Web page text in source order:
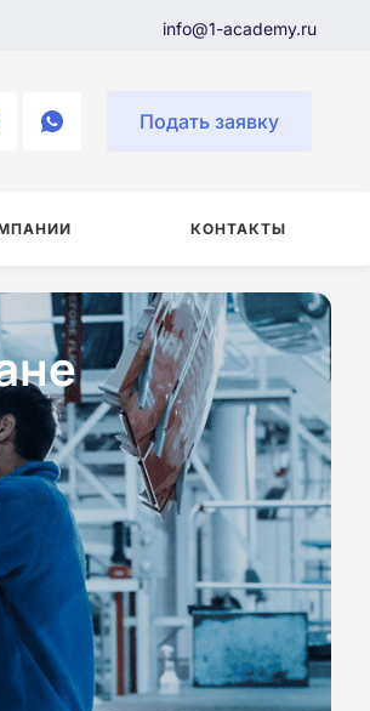
info@1-academy.ru
Подать заявку
КОНТАКТЫ